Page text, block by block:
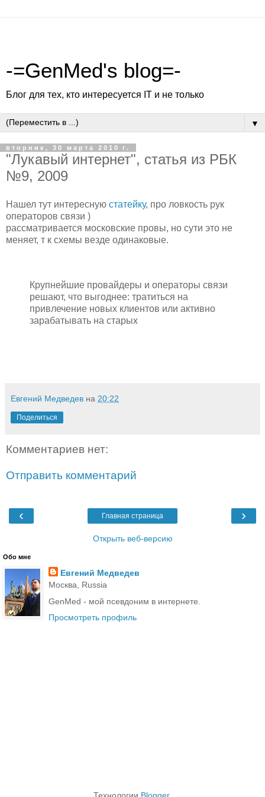
-=GenMed's blog=-
Блог для тех, кто интересуется IT и не только
▼
вторник, 30 марта 2010 г.
"Лукавый интернет", статья из РБК
№9, 2009
Нашел тут интересную статейку, про ловкость рук
операторов связи )
рассматривается московские провы, но сути это не
меняет, т к схемы везде одинаковые.
Крупнейшие провайдеры и операторы связи
решают, что выгоднее: тратиться на
привлечение новых клиентов или активно
зарабатывать на старых
Евгений Медведев на 20:22
Поделиться
Комментариев нет:
Отправить комментарий
‹ ›
Главная страница
Открыть веб-версию
Обо мне
Евгений Медведев
Москва, Russia
GenMed - мой псевдоним в интернете.
Просмотреть профиль
Технологии Blogger.